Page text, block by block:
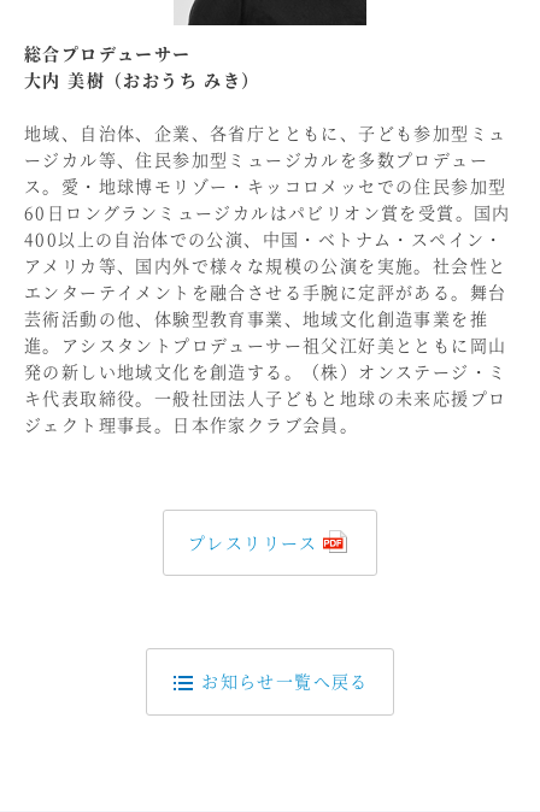
総合プロデューサー
大内 美樹（おおうち みき）
地域、自治体、企業、各省庁とともに、子ども参加型ミュ
ージカル等、住民参加型ミュージカルを多数プロデュー
ス。愛・地球博モリゾー・キッコロメッセでの住民参加型
60日ロングランミュージカルはパビリオン賞を受賞。国内
400以上の自治体での公演、中国・ベトナム・スペイン・
アメリカ等、国内外で様々な規模の公演を実施。社会性と
エンターテイメントを融合させる手腕に定評がある。舞台
芸術活動の他、体験型教育事業、地域文化創造事業を推
進。アシスタントプロデューサー祖父江好美とともに岡山
発の新しい地域文化を創造する。（株）オンステージ・ミ
キ代表取締役。一般社団法人子どもと地球の未来応援プロ
ジェクト理事長。日本作家クラブ会員。
プレスリリース
お知らせ一覧へ戻る